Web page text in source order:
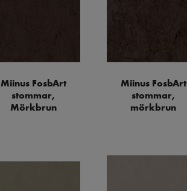
Miinus FosbArt
stommar,
Mörkbrun
Miinus FosbArt
stommar,
mörkbrun